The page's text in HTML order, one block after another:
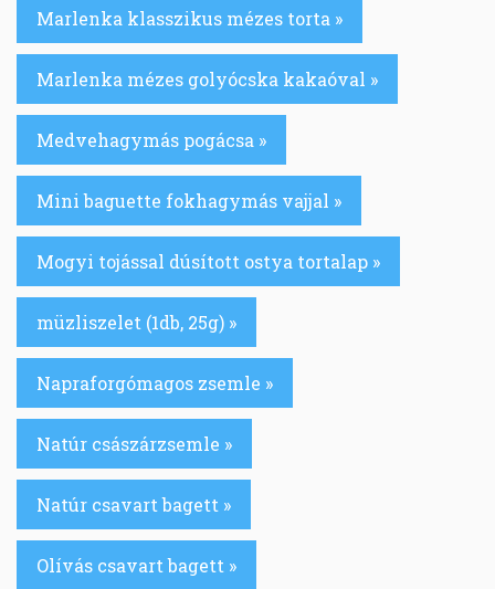
Marlenka klasszikus mézes torta »
Marlenka mézes golyócska kakaóval »
Medvehagymás pogácsa »
Mini baguette fokhagymás vajjal »
Mogyi tojással dúsított ostya tortalap »
müzliszelet (1db, 25g) »
Napraforgómagos zsemle »
Natúr császárzsemle »
Natúr csavart bagett »
Olívás csavart bagett »